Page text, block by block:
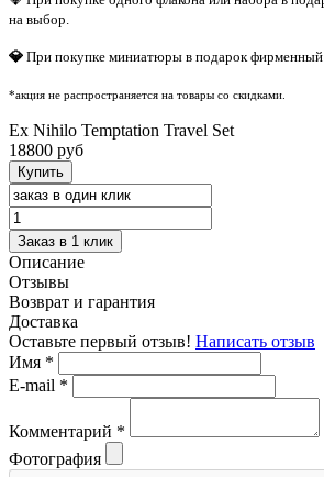
на выбор.
💎 При покупке миниатюры в подарок
*акция не распространяется на товары со скидками.
Ex Nihilo Temptation Travel Set
18800 руб
Купить
Заказ в 1 клик
Описание
Отзывы
Возврат и гарантия
Доставка
Оставьте первый отзыв! Написать отзыв
Имя *
E-mail *
Комментарий *
Фотография